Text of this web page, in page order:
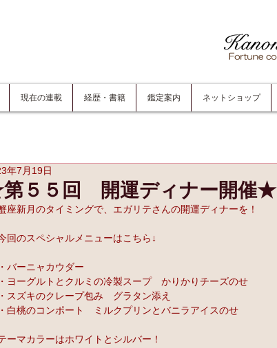
現在の連載 経歴・書籍 鑑定案内 ネットショップ
５５回 開運ディナー開催★
年7月19日
座新月のタイミングで、エガリテさんの開運ディナーを！
回のスペシャルメニューはこちら↓
・バーニャカウダー
・ヨーグルトとクルミの冷製スープ　かりかりチーズのせ
・スズキのクレープ包み　グラタン添え
・白桃のコンポート　ミルクプリンとバニラアイスのせ
ーマカラーはホワイトとシルバー！